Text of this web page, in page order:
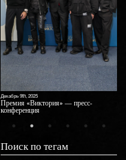
Октябрь
Соль
Декабрь 9th, 2025
Премия «Виктория» — пресс-
конференция
Поиск по тегам